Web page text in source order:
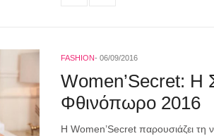
FASHION 06/09/2016
Women’Secret: H
Φθινόπωρο 2016
Η Women’Secret παρουσιάζει τη